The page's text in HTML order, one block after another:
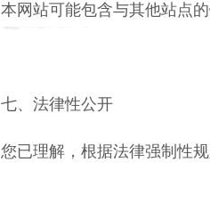
本网站可能包含与其他站点
七、法律性公开
您已理解，根据法律强制性